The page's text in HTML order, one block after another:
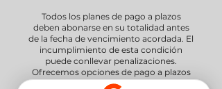
Todos los planes de pago a plazos
deben abonarse en su totalidad antes
de la fecha de vencimiento acordada. El
incumplimiento de esta condición
puede conllevar penalizaciones.
Ofrecemos opciones de pago a plazos
de 30 y 60 días.